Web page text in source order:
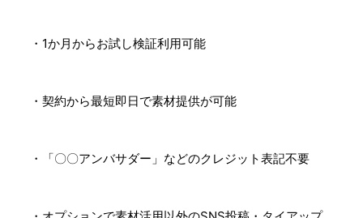
・1か月からお試し検証利用可能
・契約から最短即日で素材提供が可能
・「〇〇アンバサダー」などのクレジット表記不要